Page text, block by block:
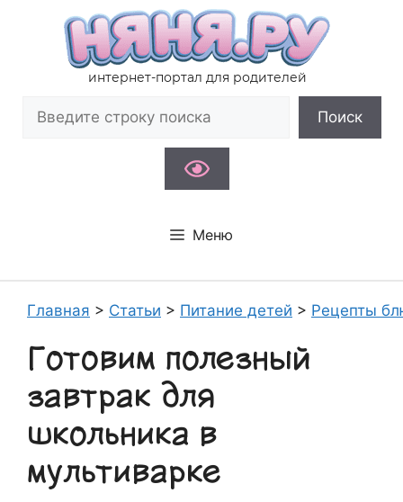
содержимому
интернет-портал для родителей
Поиск
Меню
Главная > Статьи > Питание детей > Рецепты
Готовим полезный
завтрак для
школьника в
мультиварке